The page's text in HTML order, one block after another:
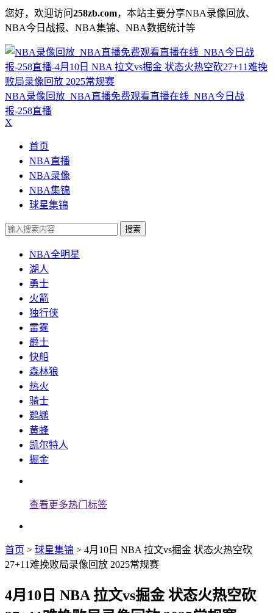
您好，欢迎访问258zb.com，本站主要分享NBA录像回放、
NBA今日战报、NBA集锦、NBA数据统计等
NBA录像回放_NBA直播免费观看直播在线_NBA今日战
报-258直播
X
首页
NBA直播
NBA录像
NBA集锦
球星集锦
搜索
NBA全明星
湖人
勇士
火箭
独行侠
雷霆
爵士
快船
森林狼
热火
骑士
鹈鹕
黄蜂
凯尔特人
掘金
查看更多热门标签
首页 > 球星集锦 > 4月10日 NBA 拉文vs掘金 状态火热空砍
27+11难挽败局录像回放 2025常规赛
4月10日 NBA 拉文vs掘金 状态火热空砍